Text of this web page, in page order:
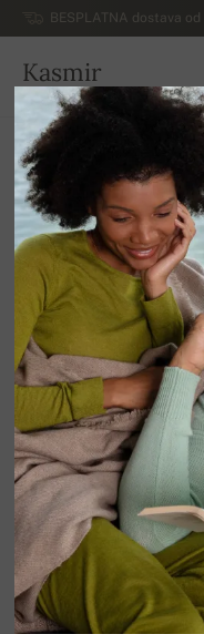
BESPLATNA dostava
Kasmir
HRVATSKA
Kuća
Luksuzni muški
Muški džemperi na dugmad